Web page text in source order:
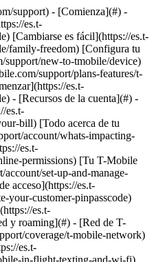
features/smartphone-mobile-hotspot-wi-fi-sharing--tethering) - [Todo sobre asistencia de planes](https://es.t-mobile.com/support/plans-features) - [Asistencia de dispositivo](#) - [Tutoriales](https://es.t-mobile.com/support/tutorials) - [Resolución de problemas](https://es.t-mobile.com/support/phones-tablets-devices/troubleshooting) - [Desbloquear tu dispositivo](https://es.t-mobile.com/support/devices/unlock-your-mobile-wireless-device) - [Protege tu dispositivo](https://es.t-mobile.com/support/devices/protectionandlt360andgt-and-device-protection) - [Tarjeta SIM e eSIM](https://es.t-mobile.com/support/devices/sim-esim) - [Asistencia para dispositivos](https://es.t-mobile.com/support/phones-tablets-devices) - [Asistencia para empresas](#) - [Obtén T-Mobile para Empresas](https://es.t-mobile.com/support/business/new-to-business) - [Facturación y pagos](https://es.t-mobile.com/support/business/billing) - [Administra tu cuenta](https://es.t-mobile.com/support/business/account) - [Pedidos y compras](https://es.t-mobile.com/support/business/orders-shopping) - [Regístrate en Account Hub](https://es.t-mobile.com/support/business/account-hub-registration) - [Todo sobre asistencia para empresas](https://es.t-mobile.com/support/business) [Asistencia](https://es.t-mobile.com/support/) [T-Mobile Para Empresas](https://es.t-mobile.com/support/community/business) # Compras en Account Hub 0 Added! [](https://es.t-mobile.com) ### Administrar enlaces Haz clic en cualquier [available links](https://es.t-mobile.com) to add. Haz clic en cualquier [added links](https://es.t-mobile.com) to remove. Enlaces con [no highlight](https://es.t-mobile.com) can't be sent. Listo (0 Links) Account Hub es un portal de administración en línea de cuentas de clientes. Sigue los pasos de esta página para obtener ayuda para compras. Si se selecciona una cuenta suspendida, aparecerá un mensaje que te avisa que la cuenta está suspendida y que la compra solo está disponible para cuentas activas. ## En esta página: - [Aviso de la Propuesta 65 de California](https://es.t-mobile.com#heading1) - [Ver catálogo](https://es.t-mobile.com#heading2) - [Agregar una línea a una cuenta existente](https://es.t-mobile.com#heading3) - [Actualizar un dispositivo](https://es.t-mobile.com#heading4) - [Realizar un pedido duplicado](https://es.t-mobile.com#heading5) ## [](https://es.t-mobile.com)Aviso de la Propuesta 65 de California El estado de California aprobó una ley conocida como Propuesta 65. La ley incluye una lista de sustancias químicas que el estado de California supone que causan cáncer y/o daños reproductivos. La ley requiere que cualquier compañía que venda algún producto que contenga una o más de estas sustancias químicas conocidas a compradores o personas que usen estos productos en California reciba una advertencia antes de la compra. - En Account Hub, se muestra una advertencia de la Propuesta 65 en la sección Funciones de la página Detalles del producto para todos los dispositivos y accesorios. - Selecciona __Learn more (más información)__ en la advertencia para ver el texto completo. También hay un enlace a [http://www.p65warnings.ca.gov/](http://www.p65warnings.ca.gov/) en la advertencia, que se abre en una nueva pestaña del navegador al seleccionarlo. - Aunque la ley de la Propuesta 65 solo requiere que los clientes de California vean la advertencia, los usuarios de cualquier estado o territorio de los EE. UU. que usen Account Hub pueden verla. ## [](https://es.t-mobile.com)Ver catálogo - Los dispositivos están ordenados por su popularidad. Filtra por Fabricantes para acotar los resultados (se pueden seleccionar varias opciones). - Todos los artículos seleccionados aparecerán en la cadena de búsqueda. Selecciona la __X__ junto a la selección para quitarla o selecciona __Borrar todo__ para quitar todos los filtros. - Ordena por Más nuevo, Más alto a más bajo y Más bajo a más alto. ## [](https://es.t-mobile.com)Agregar una línea a una cuenta existente 01. [Ingresa a Account Hub](https://es.t-mobile.com/business/accounthub). 02. Ve a __Administrar cuentas__. 03. Desde la pestaña Administrar líneas, selecciona el botón __Agregar una línea__ para la cuenta a la que se agregará la lín